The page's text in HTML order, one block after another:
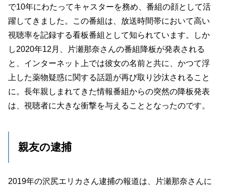
で10年にわたってキャスターを務め、番組の顔として活
躍してきました。この番組は、放送時間帯において高い
視聴率を記録する看板番組として知られています。しか
し2020年12月、片瀬那奈さんの番組降板が発表される
と、インターネット上では彼女の名前と共に、かつて浮
上した薬物疑惑に関する話題が再び取り沙汰されること
に。長年親しまれてきた情報番組からの突然の降板発表
は、視聴者に大きな衝撃を与えることとなったのです。
親友の逮捕
2019年の沢尻エリカさん逮捕の報道は、片瀬那奈さんに